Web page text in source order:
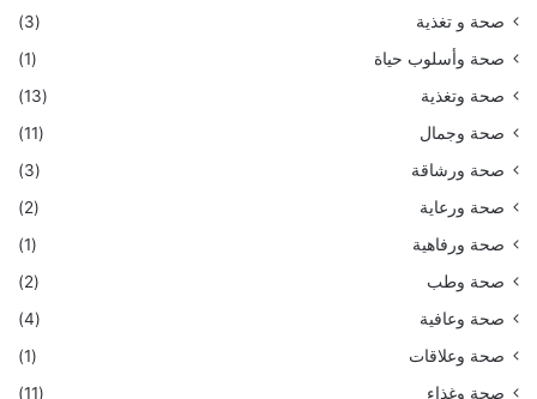
صحة و تغذية
(3)
صحة وأسلوب حياة
(1)
صحة وتغذية
(13)
صحة وجمال
(11)
صحة ورشاقة
(3)
صحة ورعاية
(2)
صحة ورفاهية
(1)
صحة وطب
(2)
صحة وعافية
(4)
صحة وعلاقات
(1)
صحة وغذاء
(11)